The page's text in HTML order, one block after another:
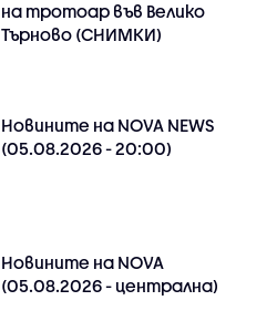
на тротоар във Велико
Търново (СНИМКИ)
Новините на NOVA NEWS
(05.08.2026 - 20:00)
Новините на NOVA
(05.08.2026 - централна)